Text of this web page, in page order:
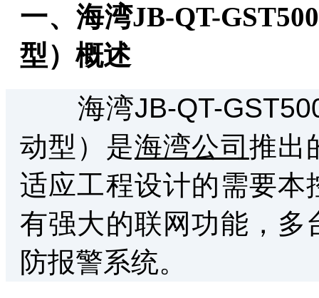
一、海湾JB-QT-
型）概述
海湾JB-QT-
动型）是海湾公司 推出
适应工程设计的需要本
有强大的联网功能，多
防报警系统。